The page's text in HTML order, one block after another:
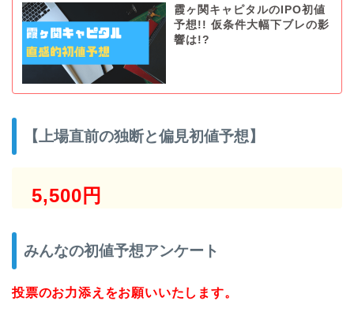
霞ヶ関キャピタルのIPO初値
予想!! 仮条件大幅下ブレの影
響は!?
【上場直前の独断と偏見初値予想】
5,500円
みんなの初値予想アンケート
投票のお力添えをお願いいたします。